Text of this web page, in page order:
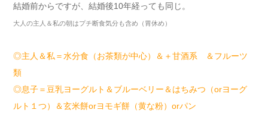
結婚前からですが、結婚後10年経っても同じ。
大人の主人＆私の朝はプチ断食気分も含め（胃休め）
◎主人＆私＝水分食（お茶類が中心）＆＋甘酒系 ＆フルーツ
類
◎息子＝豆乳ヨーグルト＆ブルーベリー＆はちみつ（orヨーグ
ルト１つ）＆玄米餅orヨモギ餅（黄な粉）orパン